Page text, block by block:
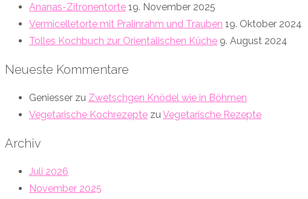
Ananas-Zitronentorte 19. November 2025
Vermicelletorte mit Pralinrahm und Trauben 19. Oktober 2024
Tolles Kochbuch zur Orientalischen Küche 9. August 2024
Neueste Kommentare
Geniesser zu Zwetschgen Knödel wie in Böhmen
Vegetarische Kochrezepte zuVegetarische Rezepte
Archiv
Juli 2026
November 2025